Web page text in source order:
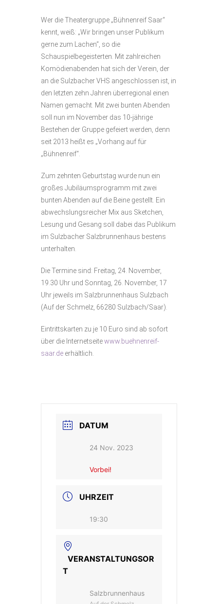
Wer die Theatergruppe „Bühnenreif Saar“
kennt, weiß: „Wir bringen unser Publikum
gerne zum Lachen“, so die
Schauspielbegeisterten. Mit zahlreichen
Komödienabenden hat sich der Verein, der
an die Sulzbacher VHS angeschlossen ist, in
den letzten zehn Jahren überregional einen
Namen gemacht. Mit zwei bunten Abenden
soll nun im November das 10-jährige
Bestehen der Gruppe gefeiert werden, denn
seit 2013 heißt es „Vorhang auf für
„Bühnenreif“.
Zum zehnten Geburtstag wurde nun ein
großes Jubiläumsprogramm mit zwei
bunten Abenden auf die Beine gestellt. Ein
abwechslungsreicher Mix aus Sketchen,
Lesung und Gesang soll dabei das Publikum
im Sulzbacher Salzbrunnenhaus bestens
unterhalten.
Die Termine sind: Freitag, 24. November,
19.30 Uhr und Sonntag, 26. November, 17
Uhr jeweils im Salzbrunnenhaus Sulzbach
(Auf der Schmelz, 66280 Sulzbach/Saar).
Eintrittskarten zu je 10 Euro sind ab sofort
über die Internetseitewww.buehnenreif-
saar.de erhältlich.
DATUM
24 Nov. 2023
Vorbei!
UHRZEIT
19:30
VERANSTALTUNGSOR
T
Salzbrunnenhaus